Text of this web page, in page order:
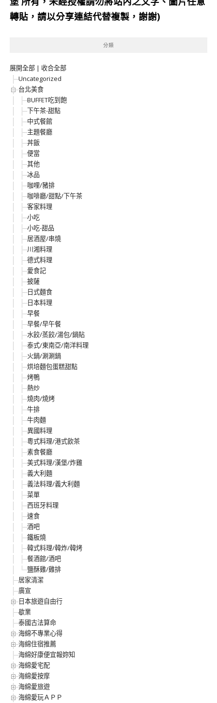
轉貼，請以分享連結代替複製，謝謝)
分類
展開全部 | 收合全部
Uncategorized
台北美食
BUFFET吃到飽
下午茶-甜點
中式餐館
主題餐廳
丼飯
便當
其他
冰品
咖哩/豬排
咖啡廳/甜點/下午茶
客家料理
小吃
小吃-甜品
居酒屋/串燒
川湘料理
德式料理
愛食記
披薩
日式麵食
日本料理
早餐
早餐/早午餐
水餃/蒸餃/湯包/鍋貼
泰式/東南亞/南洋料理
火鍋/涮涮鍋
烘培麵包蛋糕甜點
烤鴨
熱炒
燒肉/燒烤
牛排
牛肉麵
異國料理
粵式料理/港式飲茶
素食餐廳
美式料理/漢堡/炸雞
義大利麵
義法料理/義大利麵
菜單
西班牙料理
速食
酒吧
鐵板燒
韓式料理/韓炸/韓烤
餐酒館/酒吧
鹽酥雞/雞排
居家清潔
廣宣
日本旅遊自由行
歇業
泰國古法算命
海綿不專業心得
海綿住宿推薦
海綿好康便宜報妳知
海綿愛宅配
海綿愛按摩
海綿愛旅遊
海綿愛玩ＡＰＰ